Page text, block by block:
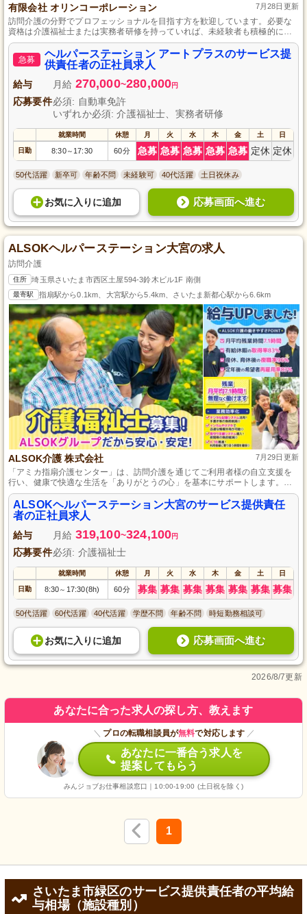
有限会社 オリンコーポレーション 7月28日更新
訪問介護の分野でプロフェッショナルを目指す方を歓迎しています。必要な
資格は介護福祉士または実務者研修を持っていれば、未経験者も積極的に採
用中です。やりがいのあるこの仕事で、あなたもクライアントの笑顔を支え
に生きがいを見つけませんか？
急募
ヘルパーステーション アートプラスのサービス提
供責任者の正社員求人
給与 月給 270,000~280,000円
応募要件必須: 自動車免許
いずれか必須: 介護福祉士、実務者研修
就業時間 休憩 月 火 水 木 金 土 日
日勤 8:30～ 17:30 60分 急募 急募 急募 急募 急募 定休 定休
50代活躍 新卒可 年齢不問 未経験可 40代活躍 土日祝休み
お気に入り に追加 応募画面へ進む
ALSOKヘルパーステーション大宮の求人
訪問介護
住所 埼玉県さいたま市西区土屋594-3鈴木ビル1F 南側
最寄駅 指扇駅から0.1km、大宮駅から5.4km、さいたま新都心駅から6.6km
ALSOK介護 株式会社 7月29日更新
「アミカ指扇介護センター」は、訪問介護を通じてご利用者様の自立支援を
行い、健康で快適な生活を「ありがとうの心」を基本にサポートします。組
み合わせたチームワークと独自の研修制度で、多くの手当や研修、表彰制度
にも力を入れています。
ALSOKヘルパーステーション大宮のサービス提供責任
者の正社員求人
給与 月給 319,100~324,100円
応募要件必須: 介護福祉士
就業時間 休憩 月 火 水 木 金 土 日
日勤 8:30～ 17:30(8h) 60分 募集 募集 募集 募集 募集 募集 募集
50代活躍 60代活躍 40代活躍 学歴不問 年齢不問 時短勤務相談可
お気に入り に追加 応募画面へ進む
2026/8/7更新
あなたに合った求人の探し方、教えます
＼ プロの転職相談員が無料で対応します ／
あなたに一番合う求人を
提案してもらう
みんジョブお仕事相談窓口｜10:00-19:00 (土日祝を除く)
1
さいたま市緑区のサービス提供責任者の平均給
与相場（施設種別）